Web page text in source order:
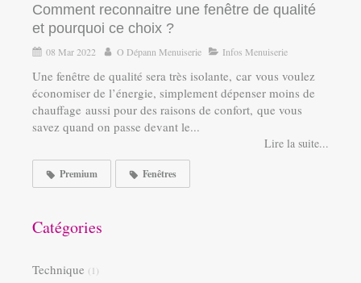
Comment reconnaitre une fenêtre de qualité
et pourquoi ce choix ?
08 Mar 2022 O Dépann Menuiserie Infos Menuiserie
Une fenêtre de qualité sera très isolante, car vous voulez
économiser de l’énergie, simplement dépenser moins de
chauffage aussi pour des raisons de confort, que vous
savez quand on passe devant le...
Lire la suite...
Premium Fenêtres
Catégories
Technique (1)